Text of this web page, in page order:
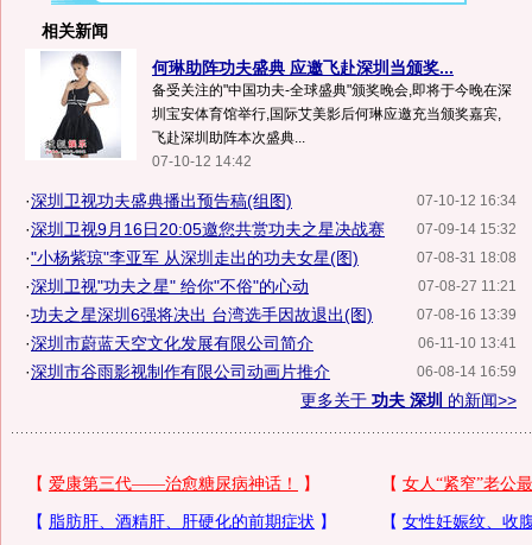
相关新闻
何琳助阵功夫盛典 应邀飞赴深圳当颁奖...
备受关注的"中国功夫-全球盛典"颁奖晚会,即将于今晚在深
圳宝安体育馆举行,国际艾美影后何琳应邀充当颁奖嘉宾,
飞赴深圳助阵本次盛典...
07-10-12 14:42
07-10-12 16:34
·深圳卫视功夫盛典播出预告稿(组图)
07-09-14 15:32
·深圳卫视9月16日20:05邀您共赏功夫之星决战赛
07-08-31 18:08
·"小杨紫琼"李亚军 从深圳走出的功夫女星(图)
07-08-27 11:21
·深圳卫视"功夫之星" 给你"不俗"的心动
07-08-16 13:39
·功夫之星深圳6强将决出 台湾选手因故退出(图)
06-11-10 13:41
·深圳市蔚蓝天空文化发展有限公司简介
06-08-14 16:59
·深圳市谷雨影视制作有限公司动画片推介
更多关于 功夫 深圳 的新闻>>